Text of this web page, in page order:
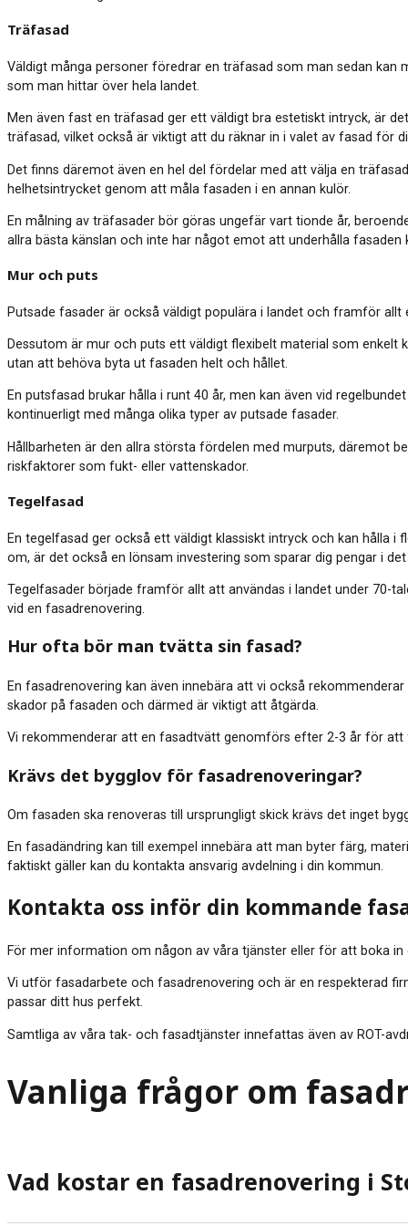
Träfasad
Väldigt många personer föredrar en träfasad som man sedan kan
som man hittar över hela landet.
Men även fast en träfasad ger ett väldigt bra estetiskt intryck, är
träfasad, vilket också är viktigt att du räknar in i valet av fasad för
Det finns däremot även en hel del fördelar med att välja en
helhetsintrycket genom att måla fasaden i en annan kulör.
En målning av träfasader bör göras ungefär vart tionde år,
allra bästa känslan och inte har något emot att underhålla
Mur och puts
Putsade fasader är också väldigt populära i landet och framför
Dessutom är mur och puts ett väldigt flexibelt material som
utan att behöva byta ut fasaden helt och hållet.
En putsfasad brukar hålla i runt 40 år, men kan även vid
kontinuerligt med många olika typer av putsade fasader.
Hållbarheten är den allra största fördelen med murputs, däremot
riskfaktorer som fukt- eller vattenskador.
Tegelfasad
En tegelfasad ger också ett väldigt klassiskt intryck och kan hålla
om, är det också en lönsam investering som sparar dig pengar i
Tegelfasader började framför allt att användas i landet under 70-
vid en fasadrenovering.
Hur ofta bör man tvätta sin fasad?
En fasadrenovering kan även innebära att vi också
skador på fasaden och därmed är viktigt att åtgärda.
Vi rekommenderar att en fasadtvätt genomförs efter 2-3 år för
Krävs det bygglov för fasadrenoveringar?
Om fasaden ska renoveras till ursprungligt skick krävs det inget
En fasadändring kan till exempel innebära att man byter färg,
faktiskt gäller kan du kontakta ansvarig avdelning i din kommun.
Kontakta oss inför din kommande
För mer information om någon av våra tjänster eller för att boka
Vi utför fasadarbete och fasadrenovering och är en respekterad
passar ditt hus perfekt.
Samtliga av våra tak- och fasadtjänster innefattas även av ROT-
Vanliga frågor om
Vad kostar en fasadrenovering i